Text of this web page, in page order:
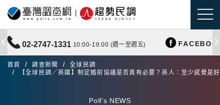
02-2747-1331 10:00-19:00 (週一至週五)
首頁 調查新聞
全球民調
【全球民調／英國】制定婚前協議是否真有必要？英人：至少感覺是
Poll's NEWS